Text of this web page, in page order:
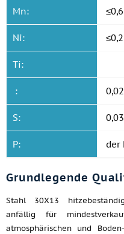
Mn: ≤0,6
Ni: ≤0,2
Ti:
:
S: 0,03
P: der
Grundlegende
Stahl 30Х13
anfällig für
atmosphärischen und